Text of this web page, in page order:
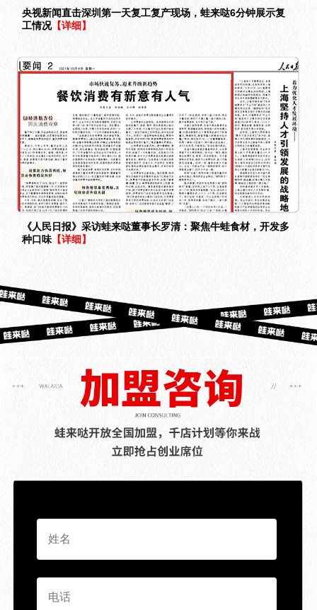
央视新闻直击深圳第一天复工复产现场，蛙来哒6分钟展示复
工情况【详细】
《人民日报》采访蛙来哒董事长罗清：聚焦牛蛙食材，开发多
种口味 【详细】